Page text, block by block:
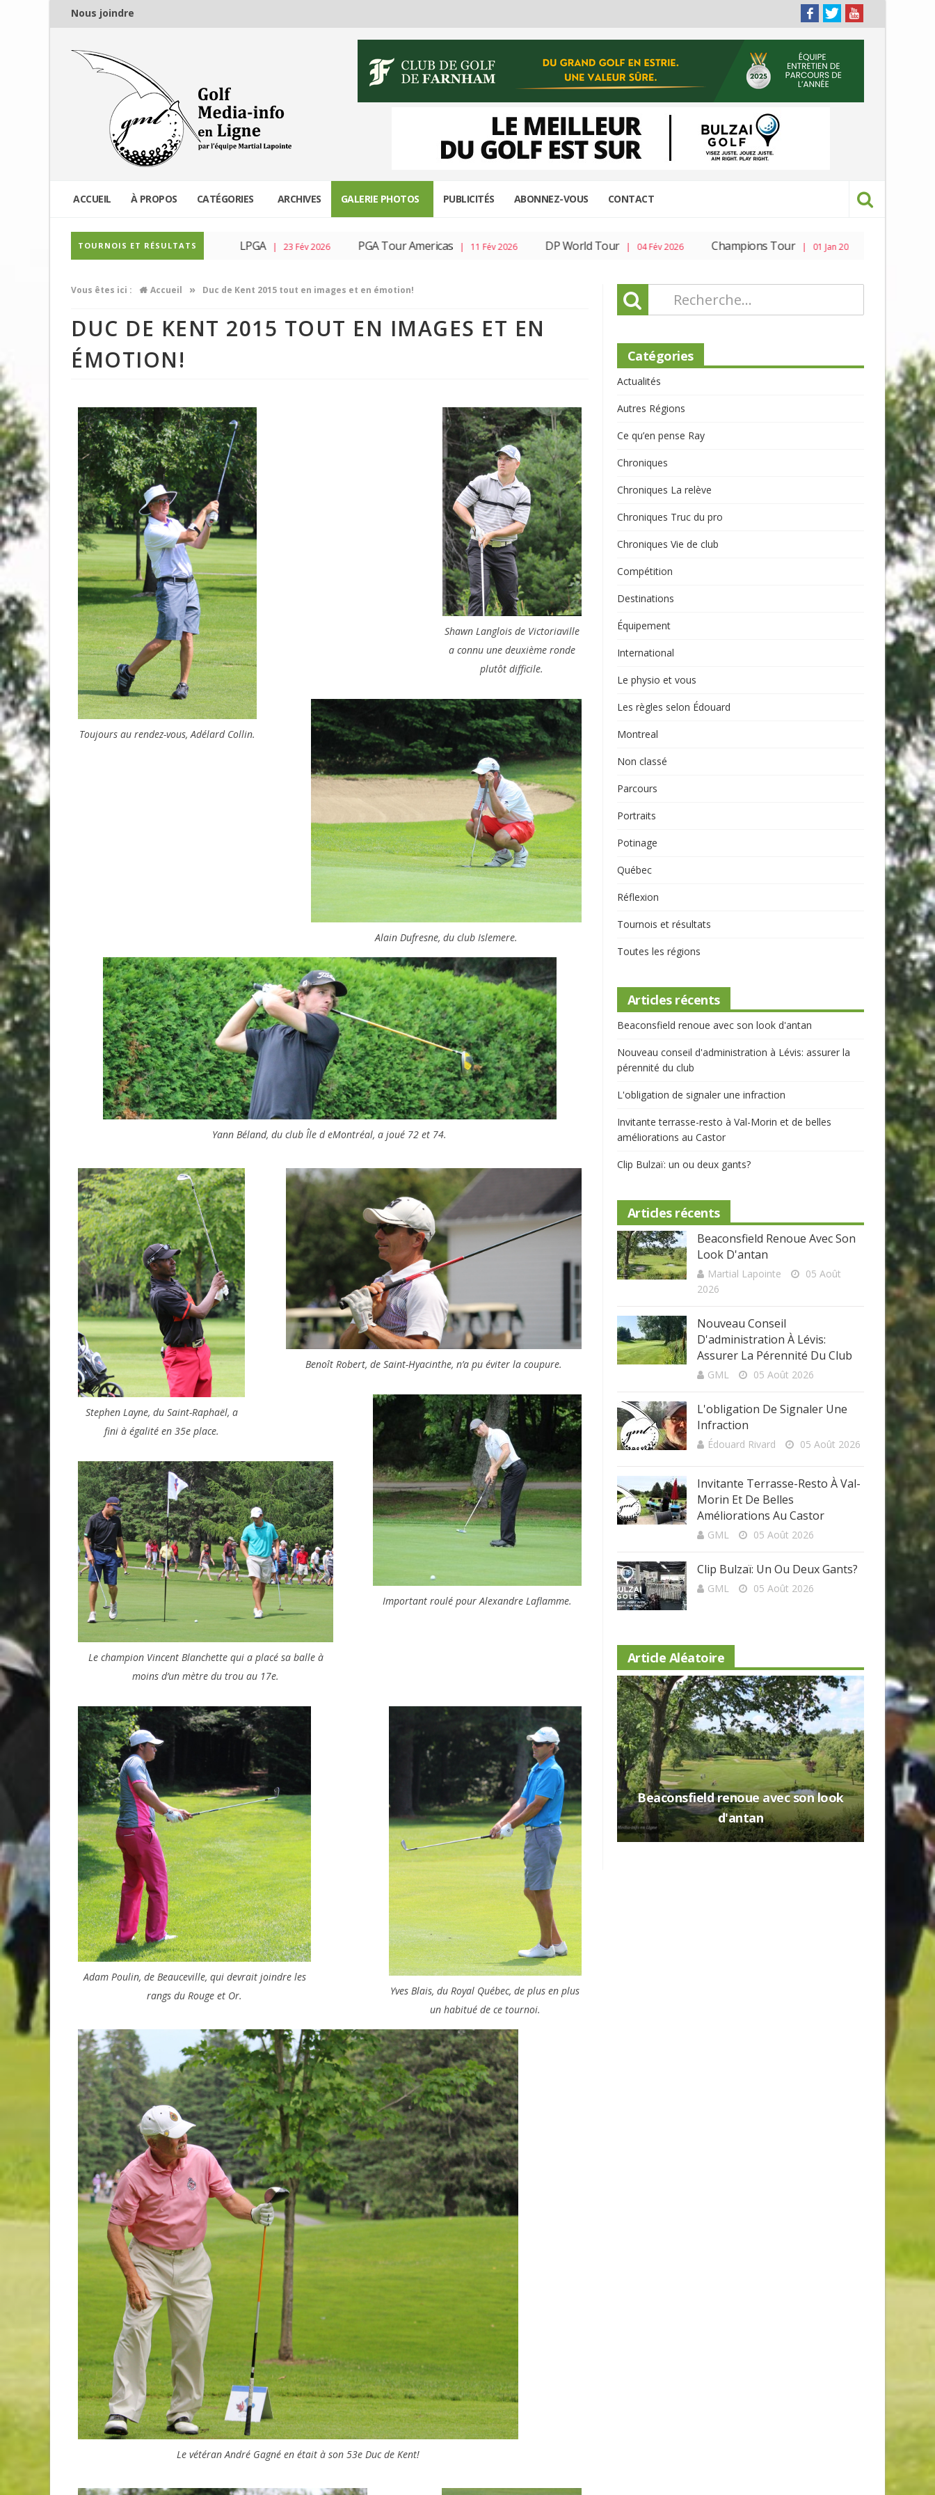
Nous joindre
ACCUEIL À PROPOS CATÉGORIES ARCHIVES GALERIE PHOTOS PUBLICITÉS ABONNEZ-VOUS CONTACT
TOURNOIS ET RÉSULTATS
PGA Tour| 04 Mar 2026 LPGA | 23 Fév 2026 PGA Tour Americas| 11 Fév 2026 DP World Tour| 04 Fév 2026 Champions Tour| 01 Jan 2026 PGA Tour
Vous êtes ici : Accueil » Duc de Kent 2015 tout en images et en émotion!
DUC DE KENT 2015 TOUT EN IMAGES ET EN
ÉMOTION!
Toujours au rendez-vous, Adélard Collin.
Shawn Langlois de Victoriaville
a connu une deuxième ronde
plutôt difficile.
Alain Dufresne, du club Islemere.
Yann Béland, du club Île d eMontréal, a joué 72 et 74.
Benoît Robert, de Saint-Hyacinthe, n’a pu éviter la coupure.
Stephen Layne, du Saint-Raphaël, a
fini à égalité en 35e place.
Important roulé pour Alexandre Laflamme.
Le champion Vincent Blanchette qui a placé sa balle à
moins d’un mètre du trou au 17e.
Adam Poulin, de Beauceville, qui devrait joindre les
rangs du Rouge et Or.
Yves Blais, du Royal Québec, de plus en plus
un habitué de ce tournoi.
Le vétéran André Gagné en était à son 53e Duc de Kent!
Catégories
Actualités
Autres Régions
Ce qu’en pense Ray
Chroniques
Chroniques La relève
Chroniques Truc du pro
Chroniques Vie de club
Compétition
Destinations
Équipement
International
Le physio et vous
Les règles selon Édouard
Montreal
Non classé
Parcours
Portraits
Potinage
Québec
Réflexion
Tournois et résultats
Toutes les régions
Articles récents
Beaconsfield renoue avec son look d'antan
Nouveau conseil d'administration à Lévis: assurer la
pérennité du club
L'obligation de signaler une infraction
Invitante terrasse-resto à Val-Morin et de belles
améliorations au Castor
Clip Bulzaï: un ou deux gants?
Articles récents
Beaconsfield Renoue Avec Son
Look D'antan
Martial Lapointe
05 Août
2026
Nouveau Conseil
D'administration À Lévis:
Assurer La Pérennité Du Club
GML 05 Août 2026
L'obligation De Signaler Une
Infraction
Édouard Rivard 05 Août 2026
Invitante Terrasse-Resto À Val-
Morin Et De Belles
Améliorations Au Castor
GML 05 Août 2026
Clip Bulzaï: Un Ou Deux Gants?
GML 05 Août 2026
Article Aléatoire
Invitante terrasse-resto à Val-Morin et
de belles améliorations au Castor
Clip Bulzaï: un ou deux gants?
Beaconsfield renoue avec son look
d'antan
Lévis: